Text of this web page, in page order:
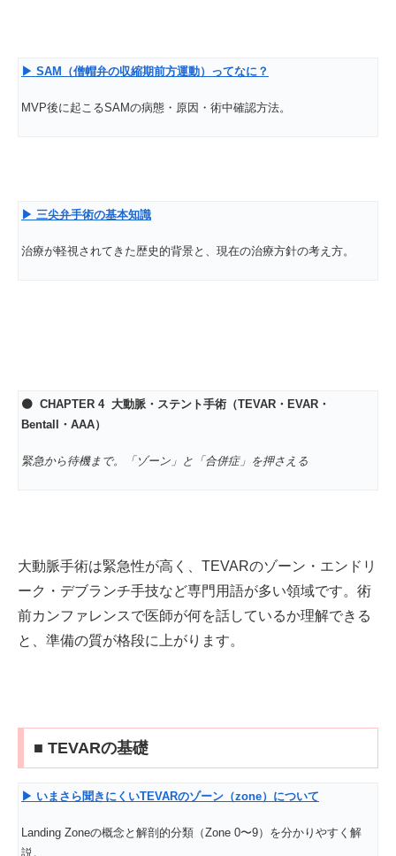
▶ SAM （僧帽弁の収縮期前方運動）ってなに？
MVP後に起こるSAMの病態・原因・術中確認方法。
▶ 三尖弁手術の基本知識
治療が軽視されてきた歴史的背景と、現在の治療方針の考え方。
🟠 CHAPTER 4 大動脈・ステント手術（TEVAR・EVAR・
Bentall・AAA）
緊急から待機まで。「ゾーン」と「合併症」を押さえる
大動脈手術は緊急性が高く、TEVARのゾーン・エンドリ
ーク・デブランチ手技など専門用語が多い領域です。術
前カンファレンスで医師が何を話しているか理解できる
と、準備の質が格段に上がります。
■ TEVARの基礎
▶ いまさら聞きにくいTEVARのゾーン（zone）について
Landing Zoneの概念と解剖的分類（Zone 0〜9）を分かりやすく解
説。